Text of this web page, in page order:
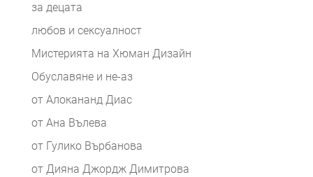
за децата
любов и сексуалност
Мистерията на Хюман Дизайн
Обуславяне и не-аз
от Алокананд Диас
от Ана Вълева
от Гулико Върбанова
от Дияна Джордж Димитрова